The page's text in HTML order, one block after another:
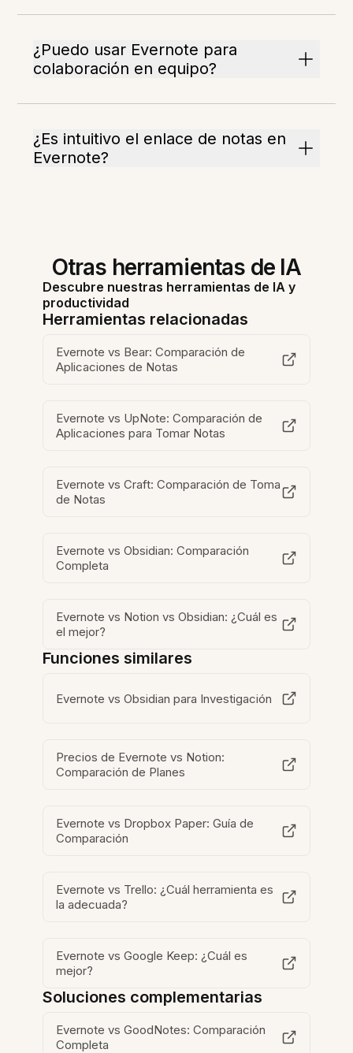
¿Puedo usar Evernote para
colaboración en equipo?
¿Es intuitivo el enlace de notas en
Evernote?
Otras herramientas de IA
Descubre nuestras herramientas de IA y
productividad
Herramientas relacionadas
Evernote vs Bear: Comparación de
Aplicaciones de Notas
Evernote vs UpNote: Comparación de
Aplicaciones para Tomar Notas
Evernote vs Craft: Comparación de Toma
de Notas
Evernote vs Obsidian: Comparación
Completa
Evernote vs Notion vs Obsidian: ¿Cuál es
el mejor?
Funciones similares
Evernote vs Obsidian para Investigación
Precios de Evernote vs Notion:
Comparación de Planes
Evernote vs Dropbox Paper: Guía de
Comparación
Evernote vs Trello: ¿Cuál herramienta es
la adecuada?
Evernote vs Google Keep: ¿Cuál es
mejor?
Soluciones complementarias
Evernote vs GoodNotes: Comparación
Completa